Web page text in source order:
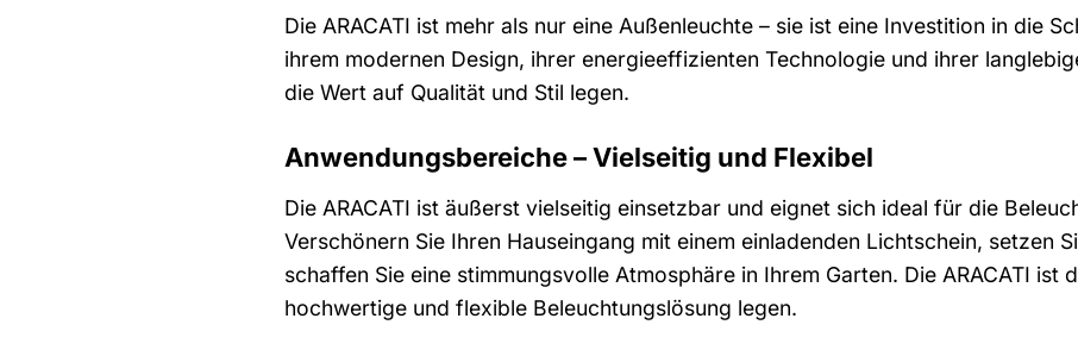
Die ARACATI ist mehr als nur eine Außenleuchte – sie ist eine Investition in die
ihrem modernen Design, ihrer energieeffizienten Technologie und ihrer
die Wert auf Qualität und Stil legen.
Anwendungsbereiche – Vielseitig und Flexibel
Die ARACATI ist äußerst vielseitig einsetzbar und eignet sich ideal für die
Verschönern Sie Ihren Hauseingang mit einem einladenden Lichtschein, setzen
schaffen Sie eine stimmungsvolle Atmosphäre in Ihrem Garten. Die ARACATI
hochwertige und flexible Beleuchtungslösung legen.